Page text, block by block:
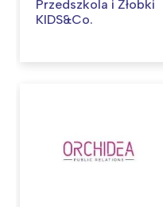
Przedszkola i Żłobki
KIDS&Co.